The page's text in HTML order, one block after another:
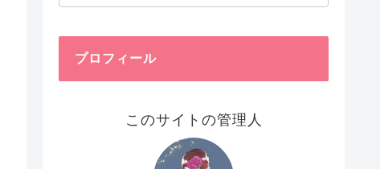
プロフィール
このサイトの管理人